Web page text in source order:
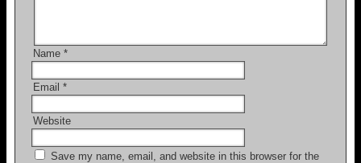
Name *
Email *
Website
Save my name, email, and website in this browser for the